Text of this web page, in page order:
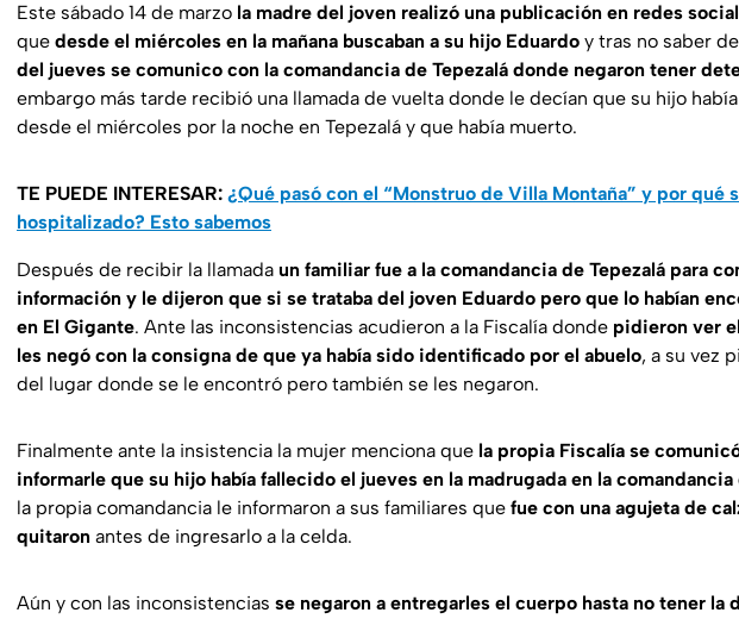
Este sábado 14 de marzo la madre del joven realizó una publicación en redes
que desde el miércoles en la mañana buscaban a su hijo Eduardo y tras no saber
del jueves se comunico con la comandancia de Tepezalá donde negaron tener
embargo más tarde recibió una llamada de vuelta donde le decían que su hijo
desde el miércoles por la noche en Tepezalá y que había muerto.
TE PUEDE INTERESAR: ¿Qué pasó con el “Monstruo de Villa Montaña” y por qué
hospitalizado? Esto sabemos
Después de recibir la llamada un familiar fue a la comandancia de Tepezalá para
información y le dijeron que si se trataba del joven Eduardo pero que lo habían
en El Gigante. Ante las inconsistencias acudieron a la Fiscalía donde pidieron ver
les negó con la consigna de que ya había sido identificado por el abuelo, a su vez
del lugar donde se le encontró pero también se les negaron.
Finalmente ante la insistencia la mujer menciona que la propia Fiscalía se
informarle que su hijo había fallecido el jueves en la madrugada en la comandancia
la propia comandancia le informaron a sus familiares que fue con una agujeta de
quitaron antes de ingresarlo a la celda.
Aún y con las inconsistencias se negaron a entregarles el cuerpo hasta no tener la